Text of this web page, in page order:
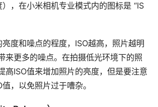
，在小米相机专业模式内的图标是 “IS
度和噪点的程度，ISO越高，照片越明
来更多的噪点。在拍摄低光环境下的照
高ISO值来增加照片的亮度，但是要注意
，以免照片过于嘈杂。